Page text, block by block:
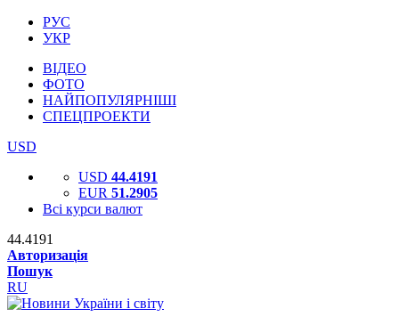
РУС
УКР
ВІДЕО
ФОТО
НАЙПОПУЛЯРНІШІ
СПЕЦПРОЕКТИ
USD
USD 44.4191
EUR 51.2905
Всі курси валют
44.4191
Авторизація
Пошук
RU